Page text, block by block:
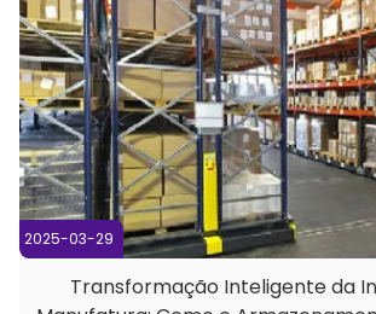
2025-03-29
Transformação Inteligente da